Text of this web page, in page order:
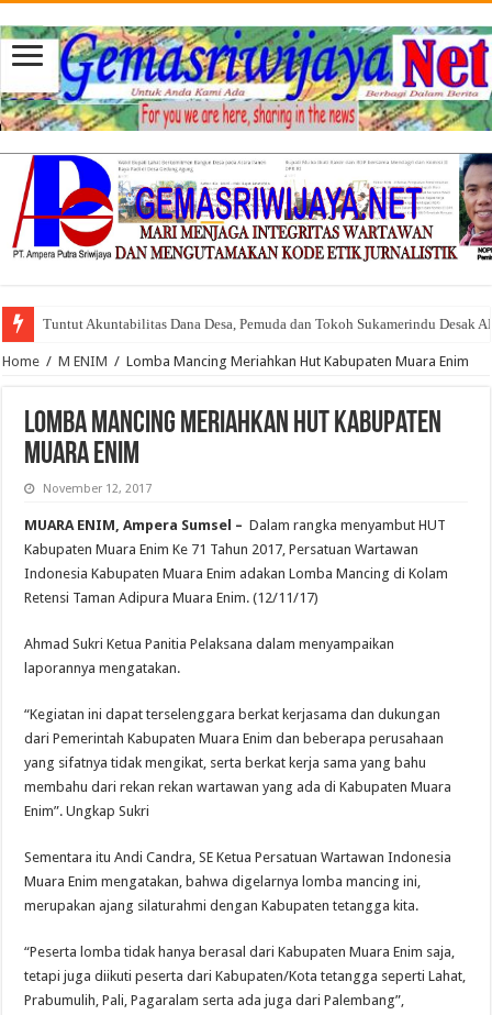
Tuntut Akuntabilitas Dana Desa, Pemuda dan Tokoh Sukamerindu Desak
Home / M ENIM / Lomba Mancing Meriahkan Hut Kabupaten Muara Enim
Lomba Mancing Meriahkan Hut Kabupaten
Muara Enim
November 12, 2017
MUARA ENIM, Ampera Sumsel – Dalam rangka menyambut HUT
Kabupaten Muara Enim Ke 71 Tahun 2017, Persatuan Wartawan
Indonesia Kabupaten Muara Enim adakan Lomba Mancing di Kolam
Retensi Taman Adipura Muara Enim. (12/11/17)
Ahmad Sukri Ketua Panitia Pelaksana dalam menyampaikan
laporannya mengatakan.
“Kegiatan ini dapat terselenggara berkat kerjasama dan dukungan
dari Pemerintah Kabupaten Muara Enim dan beberapa perusahaan
yang sifatnya tidak mengikat, serta berkat kerja sama yang bahu
membahu dari rekan rekan wartawan yang ada di Kabupaten Muara
Enim”. Ungkap Sukri
Sementara itu Andi Candra, SE Ketua Persatuan Wartawan Indonesia
Muara Enim mengatakan, bahwa digelarnya lomba mancing ini,
merupakan ajang silaturahmi dengan Kabupaten tetangga kita.
“Peserta lomba tidak hanya berasal dari Kabupaten Muara Enim saja,
tetapi juga diikuti peserta dari Kabupaten/Kota tetangga seperti Lahat,
Prabumulih, Pali, Pagaralam serta ada juga dari Palembang”,